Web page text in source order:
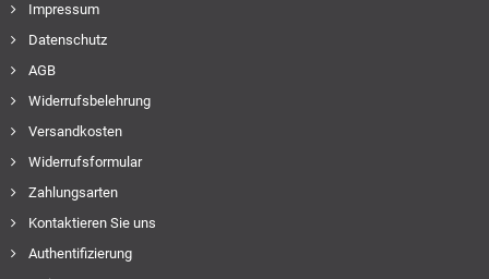
Impressum
Datenschutz
AGB
Widerrufsbelehrung
Versandkosten
Widerrufsformular
Zahlungsarten
Kontaktieren Sie uns
Authentifizierung